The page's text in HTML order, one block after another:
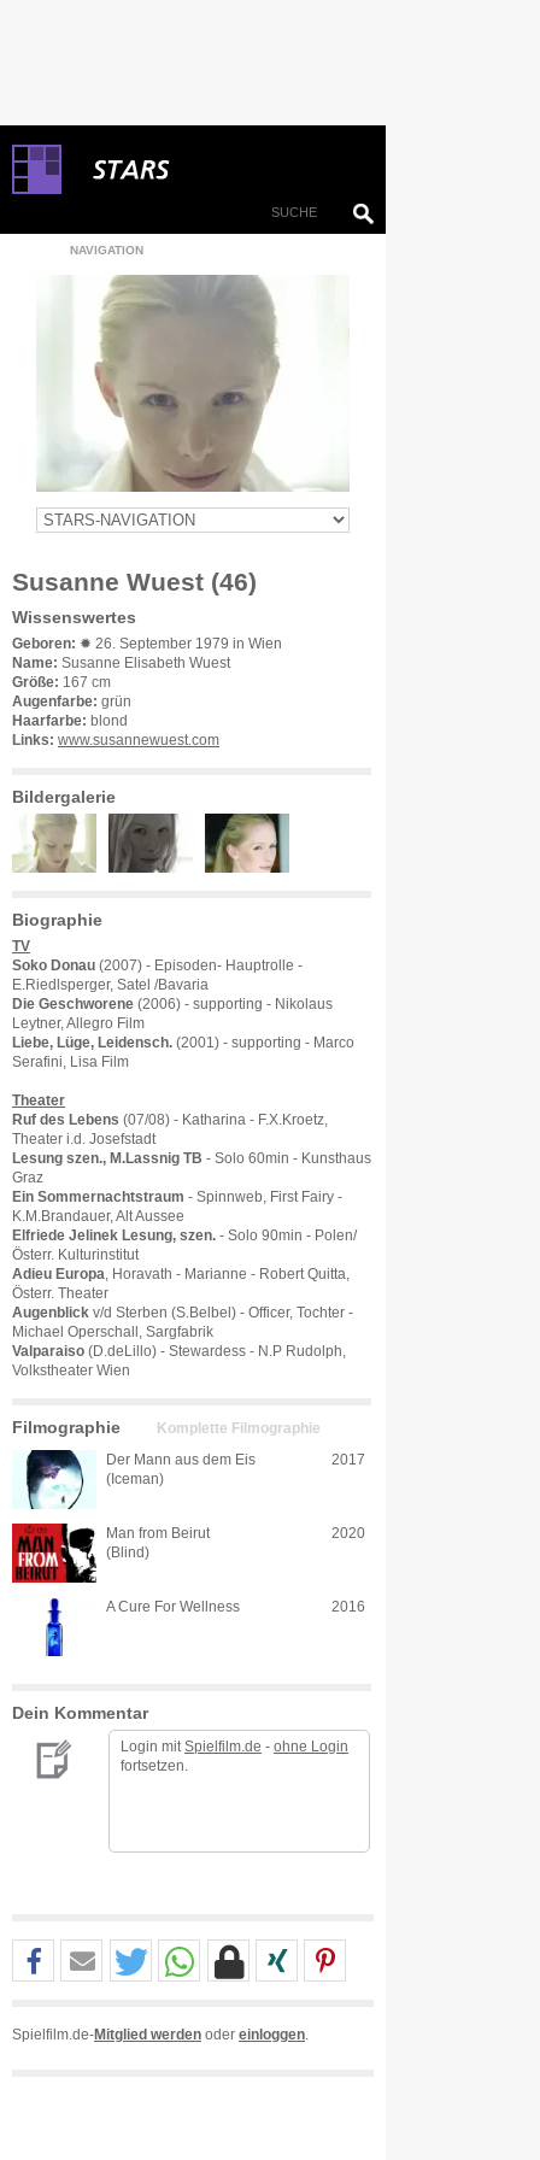
NAVIGATION
Susanne Wuest (46)
Wissenswertes
Geboren: ✹ 26. September 1979 in Wien
Name: Susanne Elisabeth Wuest
Größe: 167 cm
Augenfarbe: grün
Haarfarbe: blond
Links: www.susannewuest.com
Bildergalerie
Biographie
TV
Soko Donau (2007) - Episoden- Hauptrolle -
E.Riedlsperger, Satel /Bavaria
Die Geschworene (2006) - supporting - Nikolaus
Leytner, Allegro Film
Liebe, Lüge, Leidensch. (2001) - supporting - Marco
Serafini, Lisa Film
Theater
Ruf des Lebens (07/08) - Katharina - F.X.Kroetz,
Theater i.d. Josefstadt
Lesung szen., M.Lassnig TB - Solo 60min - Kunsthaus
Graz
Ein Sommernachtstraum - Spinnweb, First Fairy -
K.M.Brandauer, Alt Aussee
Elfriede Jelinek Lesung, szen. - Solo 90min - Polen/
Österr. Kulturinstitut
Adieu Europa , Horavath - Marianne - Robert Quitta,
Österr. Theater
Augenblick v/d Sterben (S.Belbel) - Officer, Tochter -
Michael Operschall, Sargfabrik
Valparaiso (D.deLillo) - Stewardess - N.P Rudolph,
Volkstheater Wien
Filmographie Komplette Filmographie
Der Mann aus dem Eis
(Iceman)
2017
Man from Beirut
(Blind)
2020
A Cure For Wellness 2016
Dein Kommentar
Login mit Spielfilm.de - ohne Login
fortsetzen.
Spielfilm.de-Mitglied werden oder einloggen